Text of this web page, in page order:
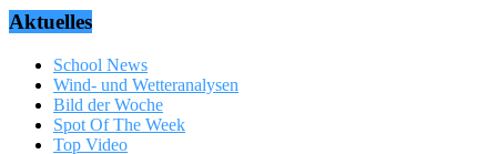
Aktuelles
School News
Wind- und Wetteranalysen
Bild der Woche
Spot Of The Week
Top Video